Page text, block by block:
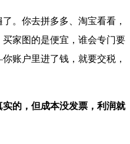
。你去拼多多、淘宝看看，
家图的是便宜，谁会专门要
账户里进了钱，就要交税，
实的，但成本没发票，利润就